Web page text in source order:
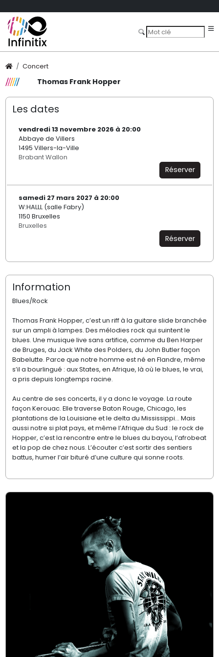
Concert
Thomas Frank Hopper
Les dates
vendredi 13 novembre 2026 à 20:00
Abbaye de Villers
1495 Villers-la-Ville
Brabant Wallon
Réserver
samedi 27 mars 2027 à 20:00
W:HALLL (salle Fabry)
1150 Bruxelles
Bruxelles
Réserver
Information
Blues/Rock
Thomas Frank Hopper, c’est un riff à la guitare slide branchée
sur un ampli à lampes. Des mélodies rock qui suintent le
blues. Une musique live sans artifice, comme du Ben Harper
de Bruges, du Jack White des Polders, du John Butler façon
Babelutte. Parce que notre homme est né en Flandre, même
s’il a bourlingué : aux States, en Afrique, là où le blues, le vrai,
a pris depuis longtemps racine.
Au centre de ses concerts, il y a donc le voyage. La route
façon Kerouac. Elle traverse Baton Rouge, Chicago, les
plantations de la Louisiane et le delta du Mississippi… Mais
aussi notre si plat pays, et même l’Afrique du Sud : le rock de
Hopper, c’est la rencontre entre le blues du bayou, l’afrobeat
et la pop de chez nous. L’écouter c’est sortir des sentiers
battus, humer l’air bituré d’une culture qui sonne roots.